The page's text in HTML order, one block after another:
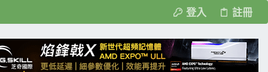
登入 註冊